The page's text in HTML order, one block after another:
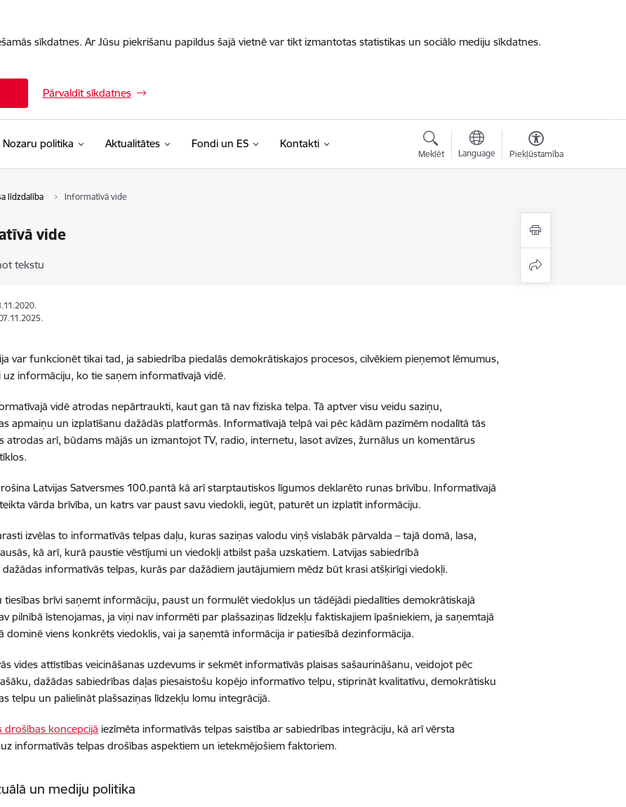
sīkdatnes. Ar Jūsu piekrišanu papildus šajā vietnē var tikt izmantotas statistikas un sociālo mediju sīkdatnes.
Pārvaldīt sīkdatnes
Nozaru politika Aktualitātes Fondi un ES Kontakti
Meklēt Language Piekļūstamība
līdzdalība Informatīvā vide
vide
tekstu
var funkcionēt tikai tad, ja sabiedrība piedalās demokrātiskajos procesos, cilvēkiem pieņemot lēmumus,
uz informāciju, ko tie saņem informatīvajā vidē.
vidē atrodas nepārtraukti, kaut gan tā nav fiziska telpa. Tā aptver visu veidu saziņu,
apmaiņu un izplatīšanu dažādās platformās. Informatīvajā telpā vai pēc kādām pazīmēm nodalītā tās
atrodas arī, būdams mājās un izmantojot TV, radio, internetu, lasot avīzes, žurnālus un komentārus
Latvijas Satversmes 100.pantā kā arī starptautiskos līgumos deklarēto runas brīvību. Informatīvajā
vārda brīvība, un katrs var paust savu viedokli, iegūt, paturēt un izplatīt informāciju.
izvēlas to informatīvās telpas daļu, kuras saziņas valodu viņš vislabāk pārvalda – tajā domā, lasa,
kā arī, kurā paustie vēstījumi un viedokļi atbilst paša uzskatiem. Latvijas sabiedrībā
dažādas informatīvās telpas, kurās par dažādiem jautājumiem mēdz būt krasi atšķirīgi viedokļi.
tiesības brīvi saņemt informāciju, paust un formulēt viedokļus un tādējādi piedalīties demokrātiskajā
pilnībā īstenojamas, ja viņi nav informēti par plašsaziņas līdzekļu faktiskajiem īpašniekiem, ja saņemtajā
dominē viens konkrēts viedoklis, vai ja saņemtā informācija ir patiesībā dezinformācija.
vides attīstības veicināšanas uzdevums ir sekmēt informatīvās plaisas sašaurināšanu, veidojot pēc
dažādas sabiedrības daļas piesaistošu kopējo informatīvo telpu, stiprināt kvalitatīvu, demokrātisku
telpu un palielināt plašsaziņas līdzekļu lomu integrācijā.
drošības koncepcijā iezīmēta informatīvās telpas saistība ar sabiedrības integrāciju, kā arī vērsta
informatīvās telpas drošības aspektiem un ietekmējošiem faktoriem.
un mediju politika